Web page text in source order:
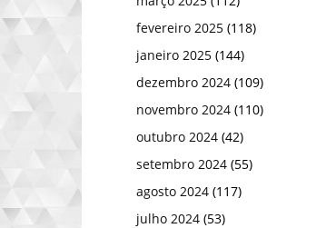
fevereiro 2025 (118)
janeiro 2025 (144)
dezembro 2024 (109)
novembro 2024 (110)
outubro 2024 (42)
setembro 2024 (55)
agosto 2024 (117)
julho 2024 (53)